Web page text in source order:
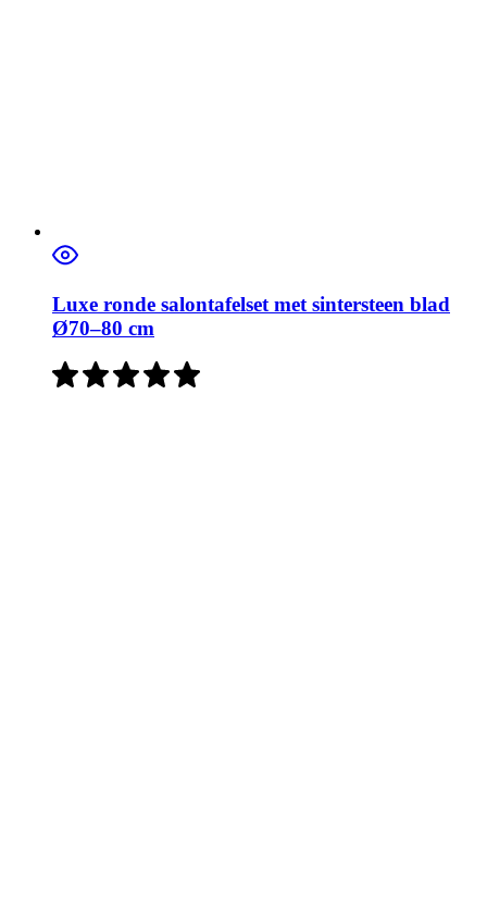
Luxe ronde salontafelset met sintersteen blad
Ø70–80 cm